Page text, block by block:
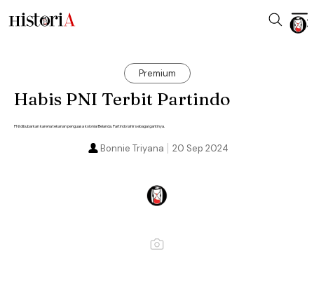
Premium
Habis PNI Terbit Partindo
PNI dibubarkan karena tekanan penguasa kolonial Belanda. Partindo lahir sebagai gantinya.
20 Sep 2024
Bonnie Triyana